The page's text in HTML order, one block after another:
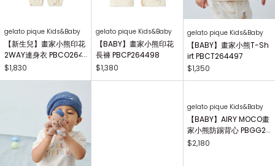
gelato pique Kids&Baby
【新生兒】畫家小熊印花
2WAY連身衣 PBCO264
738
$1,830
gelato pique Kids&Baby
【BABY】畫家小熊印花
長褲 PBCP264498
$1,380
gelato pique Kids&Baby
【BABY】畫家小熊T-Sh
irt PBCT264497
$1,350